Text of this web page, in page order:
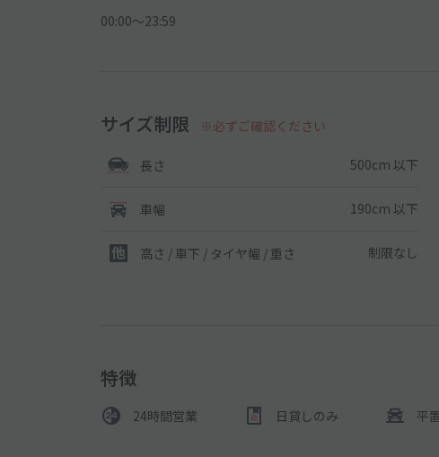
00:00〜23:59
サイズ制限 ※必ずご確認ください
長さ 500cm 以下
車幅 190cm 以下
高さ / 車下 / タイヤ幅 / 重さ 制限なし
特徴
24時間営業 日貸しのみ 平